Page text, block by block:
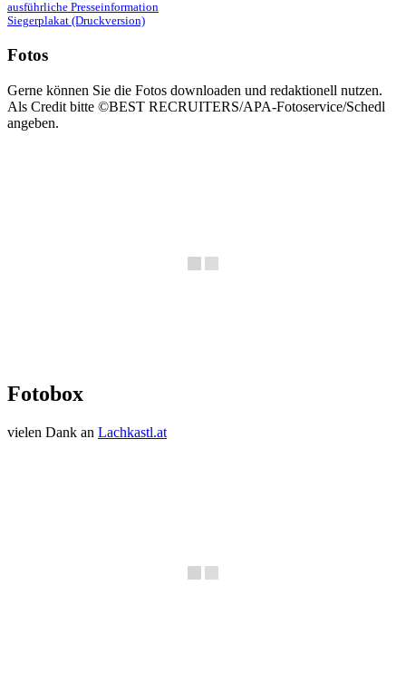
ausführliche Presseinformation
Siegerplakat (Druckversion)
Fotos
Gerne können Sie die Fotos downloaden und redaktionell nutzen.
Als Credit bitte ©BEST RECRUITERS/APA-Fotoservice/Schedl
angeben.
Fotobox
vielen Dank an Lachkastl.at